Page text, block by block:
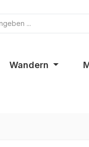
Wandern